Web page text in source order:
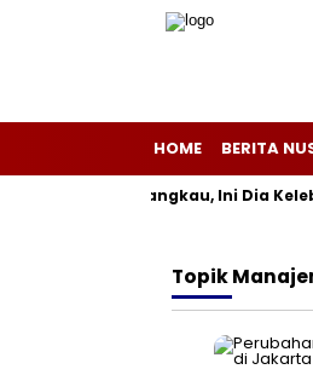
HOME BERITA
Pajak Terjangkau, Ini Dia
Topik